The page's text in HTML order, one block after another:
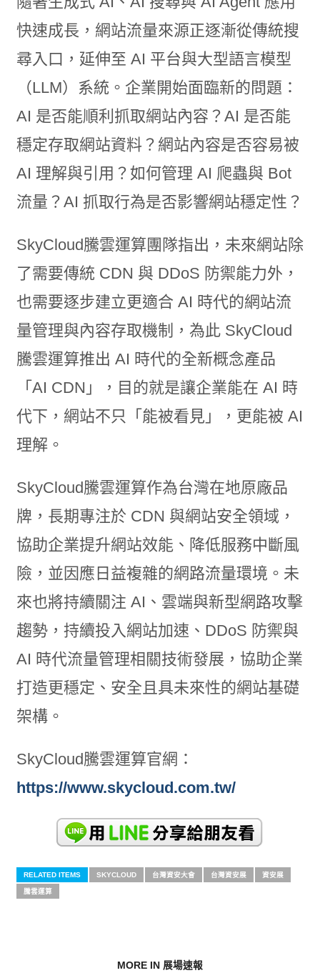
快速成長，網站流量來源正逐漸從傳統搜
尋入口，延伸至 AI 平台與大型語言模型
（LLM）系統。企業開始面臨新的問題：
AI 是否能順利抓取網站內容？AI 是否能
穩定存取網站資料？網站內容是否容易被
AI 理解與引用？如何管理 AI 爬蟲與 Bot
流量？AI 抓取行為是否影響網站穩定性？
SkyCloud騰雲運算團隊指出，未來網站除
了需要傳統 CDN 與 DDoS 防禦能力外，
也需要逐步建立更適合 AI 時代的網站流
量管理與內容存取機制，為此 SkyCloud
騰雲運算推出 AI 時代的全新概念產品
「AI CDN」，目的就是讓企業能在 AI 時
代下，網站不只「能被看見」，更能被 AI
理解。
SkyCloud騰雲運算作為台灣在地原廠品
牌，長期專注於 CDN 與網站安全領域，
協助企業提升網站效能、降低服務中斷風
險，並因應日益複雜的網路流量環境。未
來也將持續關注 AI、雲端與新型網路攻擊
趨勢，持續投入網站加速、DDoS 防禦與
AI 時代流量管理相關技術發展，協助企業
打造更穩定、安全且具未來性的網站基礎
架構。
SkyCloud騰雲運算官網：
https://www.skycloud.com.tw/
RELATED ITEMS SKYCLOUD 台灣資安大會 台灣資安展 資安展
騰雲運算
MORE IN 展場速報